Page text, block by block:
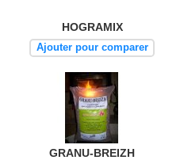
HOGRAMIX
Ajouter pour comparer
GRANU-BREIZH